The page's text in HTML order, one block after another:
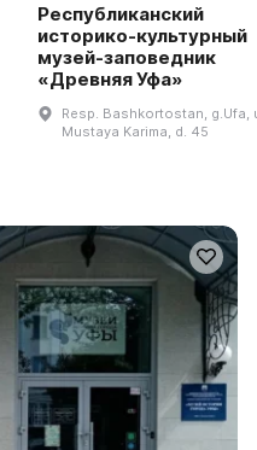
Республиканский
историко-культурный
музей-заповедник
«Древняя Уфа»
Resp. Bashkortostan, g.Ufa,
Mustaya Karima, d. 45